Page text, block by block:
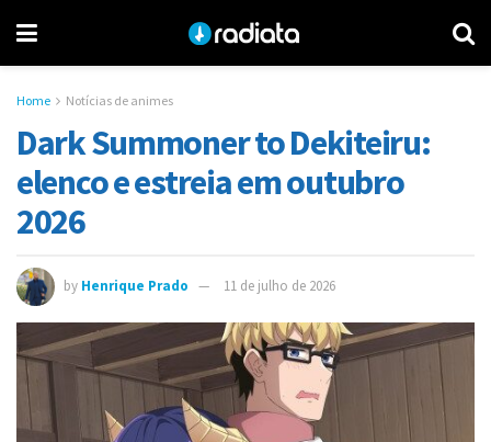
Home Notícias de animes
Dark Summoner to Dekiteiru:
elenco e estreia em outubro
2026
by Henrique Prado 11 de julho de 2026